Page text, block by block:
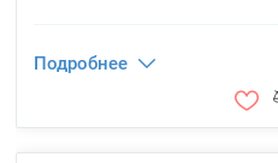
Подробнее